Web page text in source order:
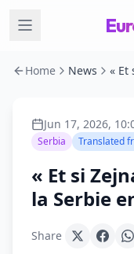
Home News
Jun 17, 2026,
Serbia Translated
« Et si
la Serbie
Share